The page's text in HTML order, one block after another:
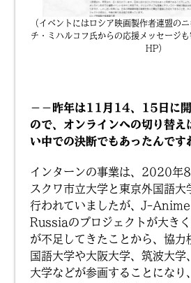
（イベントにはロシア映画製作者連盟の
チ・ミハルコフ氏からの応援メッセージも
HP）
－－昨年は11月14、15日に開
ので、オンラインへの切り替え
い中での決断でもあったんです
インターンの事業は、2020年
スクワ市立大学と東京外国語
行われていましたが、J-
Russiaのプロジェクトが大き
が不足してきたことから、協力
国語大学や大阪大学、筑波大学
大学などが参画することになり